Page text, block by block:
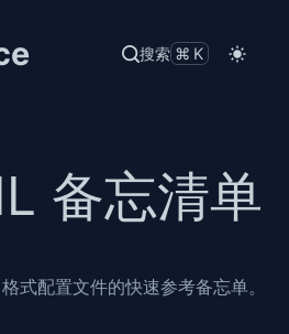
搜索 ⌘K
备忘清单
式配置文件的快速参考备忘单。